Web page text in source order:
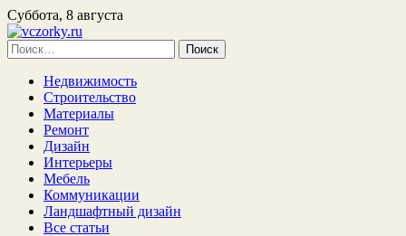
Суббота, 8 августа
Найти:
Недвижимость
Строительство
Материалы
Ремонт
Дизайн
Интерьеры
Мебель
Коммуникации
Ландшафтный дизайн
Все статьи